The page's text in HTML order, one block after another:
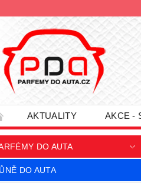
AKTUALITY AKCE -
OBCHODU
- SLEVOVÉ
DO AUTA
DO AUTA